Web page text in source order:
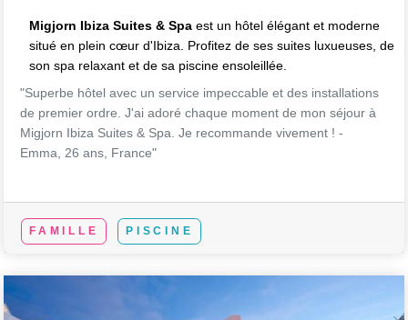
Migjorn Ibiza Suites & Spa est un hôtel élégant et moderne
situé en plein cœur d'Ibiza. Profitez de ses suites luxueuses, de
son spa relaxant et de sa piscine ensoleillée.
"Superbe hôtel avec un service impeccable et des installations
de premier ordre. J'ai adoré chaque moment de mon séjour à
Migjorn Ibiza Suites & Spa. Je recommande vivement ! -
Emma, 26 ans, France"
FAMILLE PISCINE